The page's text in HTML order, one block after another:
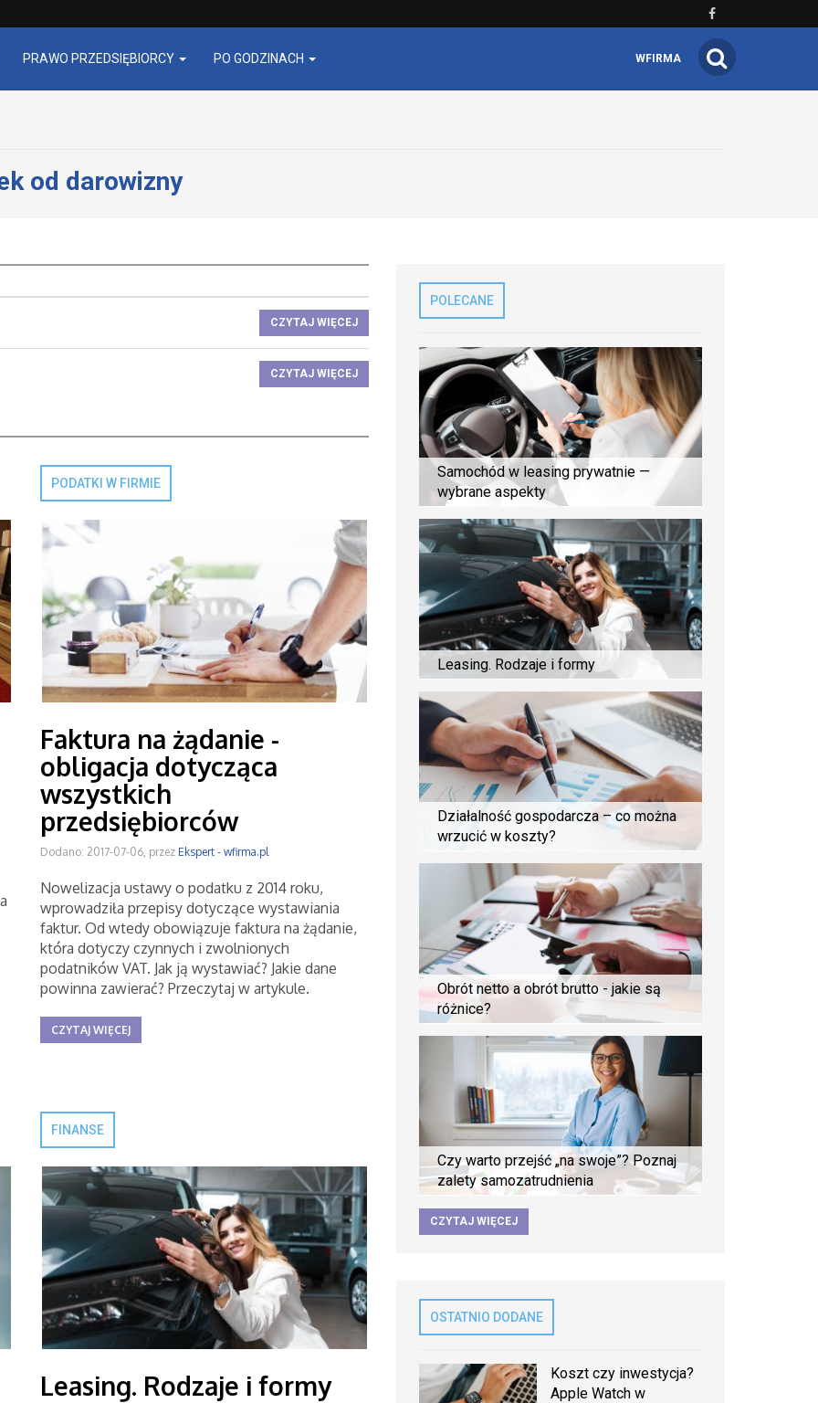
PRAWO PRZEDSIĘBIORCY PO GODZINACH WFIRMA
od darowizny
CZYTAJ WIĘCEJ
CZYTAJ WIĘCEJ
PODATKI W FIRMIE
Faktura na żądanie -
obligacja dotycząca
wszystkich
przedsiębiorców
Dodano: 2017-07-06, przez Ekspert - wfirma.pl
Nowelizacja ustawy o podatku z 2014 roku,
wprowadziła przepisy dotyczące wystawiania
faktur. Od wtedy obowiązuje faktura na żądanie,
która dotyczy czynnych i zwolnionych
podatników VAT. Jak ją wystawiać? Jakie dane
powinna zawierać? Przeczytaj w artykule.
CZYTAJ WIĘCEJ
FINANSE
Leasing. Rodzaje i formy
POLECANE
Samochód w leasing prywatnie —
wybrane aspekty
Leasing. Rodzaje i formy
Działalność gospodarcza – co można
wrzucić w koszty?
Obrót netto a obrót brutto - jakie są
różnice?
Czy warto przejść „na swoje”? Poznaj
zalety samozatrudnienia
CZYTAJ WIĘCEJ
OSTATNIO DODANE
Koszt czy inwestycja?
Apple Watch w